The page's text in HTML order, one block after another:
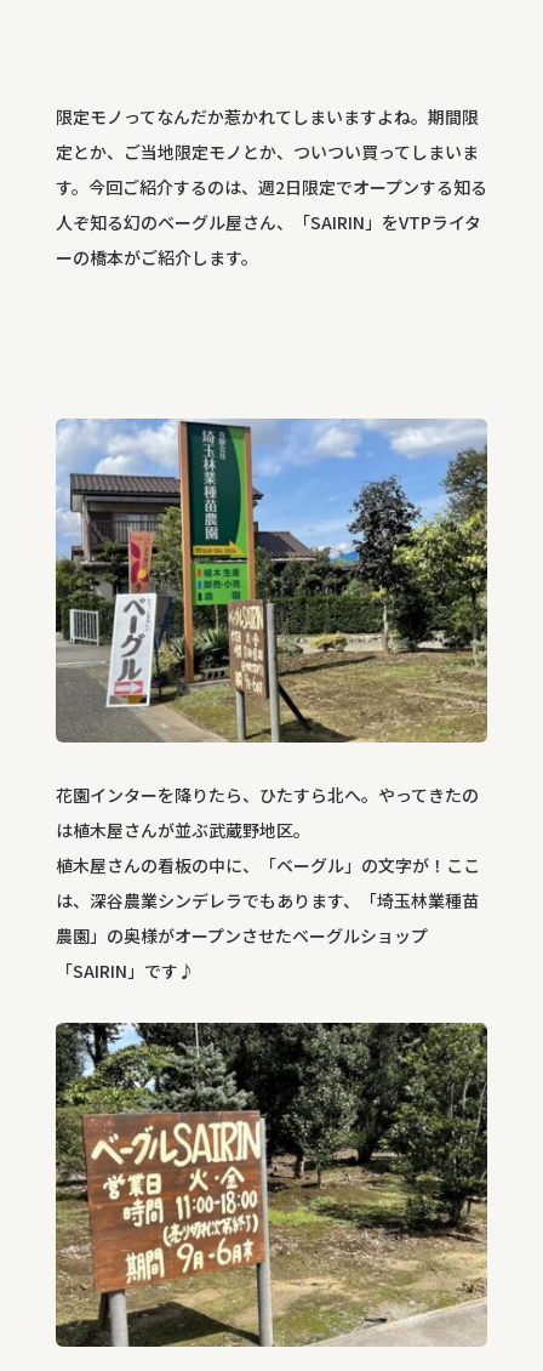
限定モノってなんだか惹かれてしまいますよね。期間限
定とか、ご当地限定モノとか、ついつい買ってしまいま
す。今回ご紹介するのは、週2日限定でオープンする知る
人ぞ知る幻のベーグル屋さん、「SAIRIN」をVTPライタ
ーの橋本がご紹介します。
花園インターを降りたら、ひたすら北へ。やってきたの
は植木屋さんが並ぶ武蔵野地区。
植木屋さんの看板の中に、「ベーグル」の文字が！ここ
は、深谷農業シンデレラでもあります、「埼玉林業種苗
農園」の奥様がオープンさせたベーグルショップ
「SAIRIN」です♪